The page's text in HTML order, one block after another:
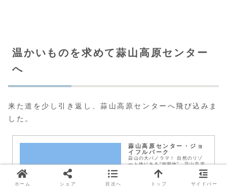
温かいものを求めて蒜山高原センター
へ
来た道を少し引き返し、蒜山高原センターへ飛び込みま
した。
蒜山高原センター・ジョ
イフルパーク
蒜山の大パノラマ！ 自然のリゾ
ート地にある“遊園地” 蒜山高原
センター・ジョイフルパークに遊
ホーム シェア 目次へ トップ サイドバー